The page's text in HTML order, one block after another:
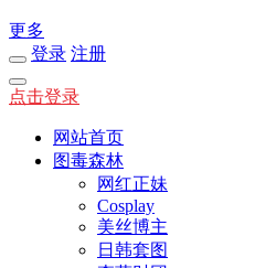
更多
登录 注册
点击登录
网站首页
图毒森林
网红正妹
Cosplay
美丝博主
日韩套图